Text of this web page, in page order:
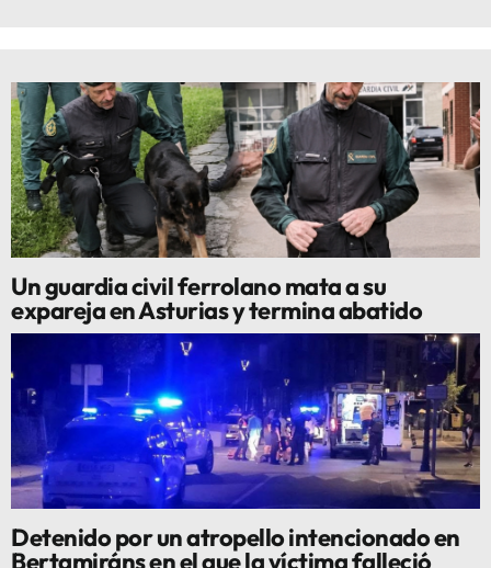
Un guardia civil ferrolano mata a su
expareja en Asturias y termina abatido
Detenido por un atropello intencionado en
Bertamiráns en el que la víctima falleció